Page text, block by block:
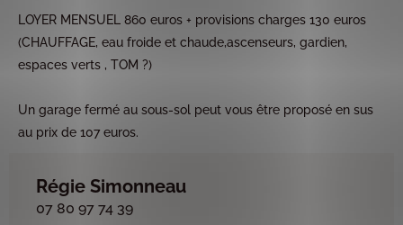
LOYER MENSUEL 860 euros + provisions charges 130 euros
(CHAUFFAGE, eau froide et chaude,ascenseurs, gardien,
espaces verts , TOM ?)
Un garage fermé au sous-sol peut vous être proposé en sus
au prix de 107 euros.
Régie Simonneau
07 80 97 74 39